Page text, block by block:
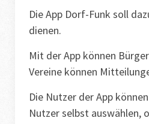
Die App Dorf-Funk soll
dienen.
Mit der App können
Vereine können
Die Nutzer der App
Nutzer selbst auswählen,